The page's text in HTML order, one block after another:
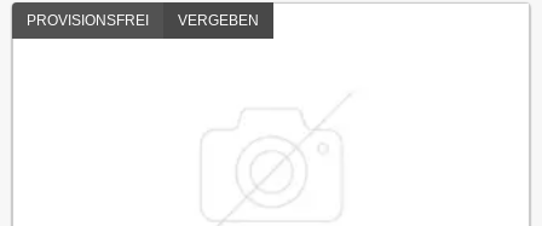
PROVISIONSFREI VERGEBEN